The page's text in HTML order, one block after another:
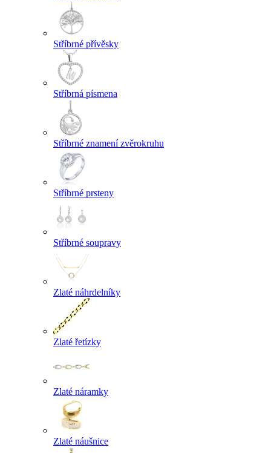
Stříbrné přívěsky
Stříbrná písmena
Stříbrné znamení zvěrokruhu
Stříbrné prsteny
Stříbrné soupravy
Zlaté náhrdelníky
Zlaté řetízky
Zlaté náramky
Zlaté náušnice